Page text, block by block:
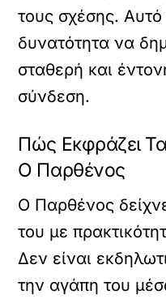
τους σχέσης. Αυτό
δυνατότητα να
σταθερή και
σύνδεση.
Πώς Εκφράζει
Ο Παρθένος
Ο Παρθένος
του με
Δεν είναι
την αγάπη του